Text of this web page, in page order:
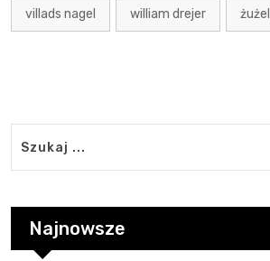
villads nagel william drejer żużel
Najnowsze